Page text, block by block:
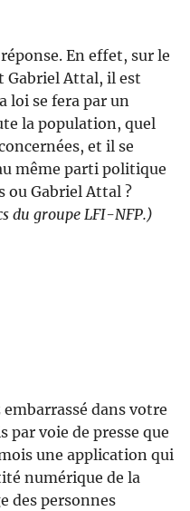
En effet, sur le
Gabriel Attal, il est
loi se fera par un
la population, quel
et il se
même parti politique
ou Gabriel Attal ?
du groupe LFI-NFP.)
embarrassé dans votre
par voie de presse que
une application qui
numérique de la
des personnes